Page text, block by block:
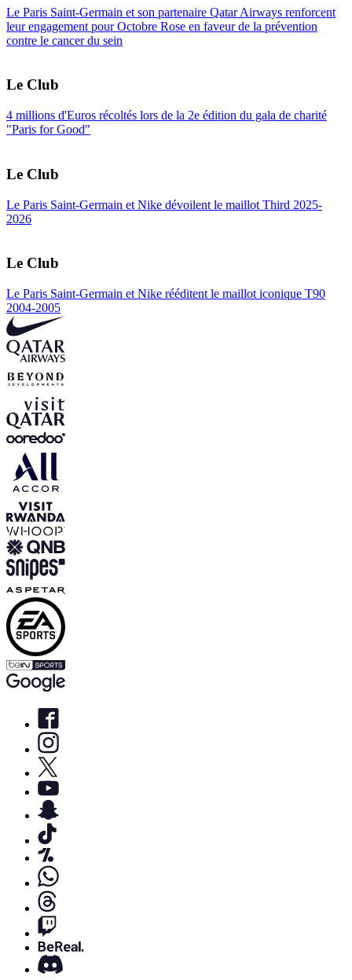
Le Paris Saint-Germain et son partenaire Qatar Airways renforcent
leur engagement pour Octobre Rose en faveur de la prévention
contre le cancer du sein
Le Club
4 millions d'Euros récoltés lors de la 2e édition du gala de charité
"Paris for Good"
Le Club
Le Paris Saint-Germain et Nike dévoilent le maillot Third 2025-
2026
Le Club
Le Paris Saint-Germain et Nike rééditent le maillot iconique T90
2004-2005